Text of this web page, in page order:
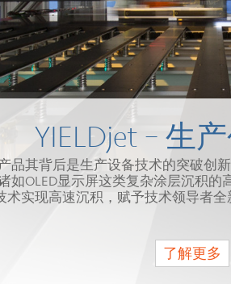
YIELDjet – 生
品其背后是生产设备技术的突破创
如OLED显示屏这类复杂涂层沉积
实现高速沉积，赋予技术领导者
了解更多
了解更多
了解更多
了解更多
了解更多